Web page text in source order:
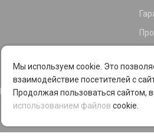
Мы используем cookie. Это
взаимодействие посетителей с
Продолжая пользоваться сайтом,
использованием файлов cookie.